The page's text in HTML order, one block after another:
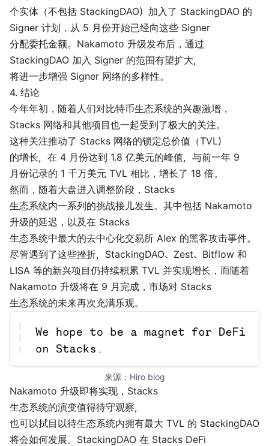
个实体（不包括 StackingDAO）加入了 StackingDAO 的
Signer 计划，从 5 月份开始已经向这些 Signer
分配委托金额。Nakamoto 升级发布后，通过
StackingDAO 加入 Signer 的范围有望扩大，
将进一步增强 Signer 网络的多样性。
4. 结论
今年年初，随着人们对比特币生态系统的兴趣激增，
Stacks 网络和其他项目也一起受到了极大的关注。
这种关注推动了 Stacks 网络的锁定总价值（TVL）
的增长，在 4 月份达到 1.8 亿美元的峰值，与前一年 9
月份记录的 1 千万美元 TVL 相比，增长了 18 倍。
然而，随着大盘进入调整阶段，Stacks
生态系统内一系列的挑战接儿发生。其中包括 Nakamoto
升级的延迟，以及在 Stacks
生态系统中最大的去中心化交易所 Alex 的黑客攻击事件。
尽管遇到了这些挫折，StackingDAO、Zest、Bitflow 和
LISA 等的新兴项目仍持续积累 TVL 并实现增长，而随着
Nakamoto 升级将在 9 月完成，市场对 Stacks
生态系统的未来再次充满乐观。
来源： Hiro blog
Nakamoto 升级即将实现，Stacks
生态系统的演变值得待守观察，
也可以拭目以待生态系统内拥有最大 TVL 的 StackingDAO
将会如何发展。StackingDAO 在 Stacks DeFi